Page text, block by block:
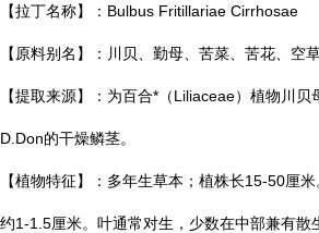
【拉丁名称】：Bulbus Fritillariae Cirrhosae
【原料别名】：川贝、勤母、苦菜、苦花、空
【提取来源】：为百合*（Liliaceae）植物川
D.Don的干燥鳞茎。
【植物特征】：多年生草本；植株长15-50厘
约1-1.5厘米。叶通常对生，少数在中部兼有散